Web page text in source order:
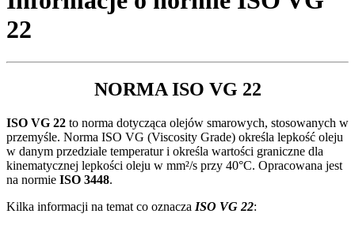
22
NORMA ISO VG 22
ISO VG 22 to norma dotycząca olejów smarowych, stosowanych w
przemyśle. Norma ISO VG (Viscosity Grade) określa lepkość oleju
w danym przedziale temperatur i określa wartości graniczne dla
kinematycznej lepkości oleju w mm²/s przy 40°C. Opracowana jest
na normie ISO 3448.
Kilka informacji na temat co oznacza ISO VG 22: